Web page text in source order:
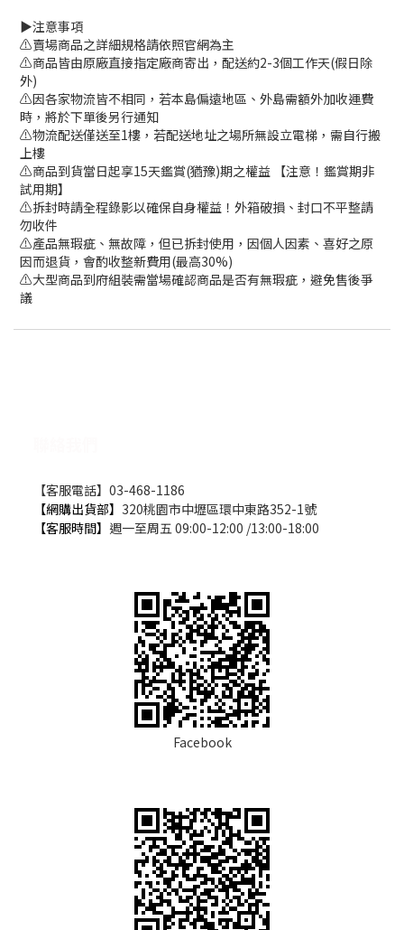
▶️注意事項
⚠️賣場商品之詳細規格請依照官網為主
⚠️商品皆由原廠直接指定廠商寄出，配送約2-3個工作天(假日除
外)
⚠️因各家物流皆不相同，若本島偏遠地區、外島需額外加收運費
時，將於下單後另行通知
⚠️物流配送僅送至1樓，若配送地址之場所無設立電梯，需自行搬
上樓
⚠️商品到貨當日起享15天鑑賞(猶豫)期之權益 【注意！鑑賞期非
試用期】
⚠️拆封時請全程錄影以確保自身權益！外箱破損、封口不平整請
勿收件
⚠️產品無瑕疵、無故障，但已拆封使用，因個人因素、喜好之原
因而退貨，會酌收整新費用(最高30%)
⚠️大型商品到府組裝需當場確認商品是否有無瑕疵，避免售後爭
議
【客服電話】03-468-1186
【網購出貨部】 320桃園市中壢區環中東路352-1號
【客服時間】 週一至周五 09:00-12:00 /13:00-18:00
Facebook